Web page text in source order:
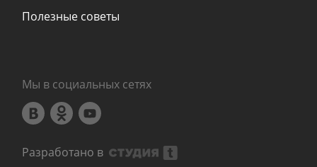
Полезные советы
Мы в социальных сетях
Разработано в